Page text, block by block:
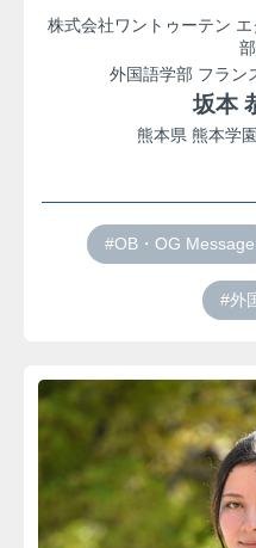
株式会社ワントゥーテン
外国語学部 フラン
坂本
熊本県 熊本学
#OB・OG Message
#外